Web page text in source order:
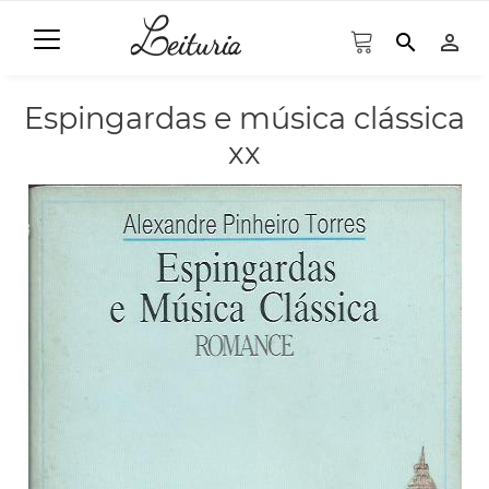
search person_outline
Espingardas e música clássica
xx